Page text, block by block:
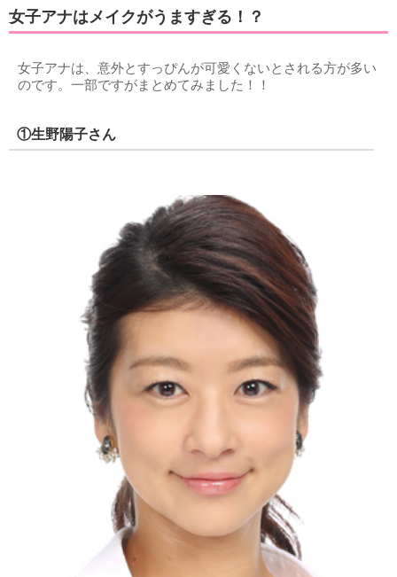
女子アナはメイクがうますぎる！？
女子アナは、意外とすっぴんが可愛くないとされる方が多い
のです。一部ですがまとめてみました！！
①生野陽子さん